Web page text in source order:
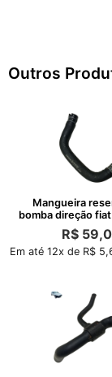
Outros
Mangueira
bomba direção
2000
R$
Em até 12x de R$